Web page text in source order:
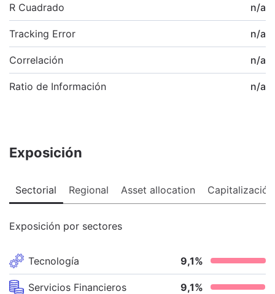
R Cuadrado n/a
Tracking Error n/a
Correlación n/a
Ratio de Información n/a
Exposición
Sectorial Regional Asset allocation Capitalización
Exposición por sectores
Tecnología 9,1%
Servicios Financieros 9,1%